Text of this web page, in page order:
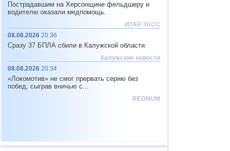
16 Непал 4,0
3,0...3,8 2
18 Сальвадор
19
20 Австрия
21 Эквадор 3,5
2,5...3,3 9
Пострадавшим на Херсонщине фельдшеру и
водителю оказали медпомощь.
ИТАР-ТАСС
08.08.2026 20:36
Сразу 37 БПЛА сбили в Калужской области.
Калужские новости
08.08.2026 20:34
«Локомотив» не смог прервать серию без
побед, сыграв вничью с...
REGNUM